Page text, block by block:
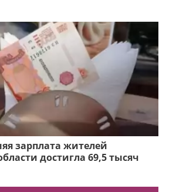
зарплата жителей
достигла 69,5 тысяч